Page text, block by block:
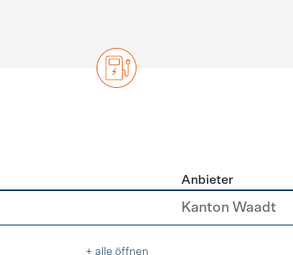
Anbieter
Kanton Waadt
+ alle öffnen